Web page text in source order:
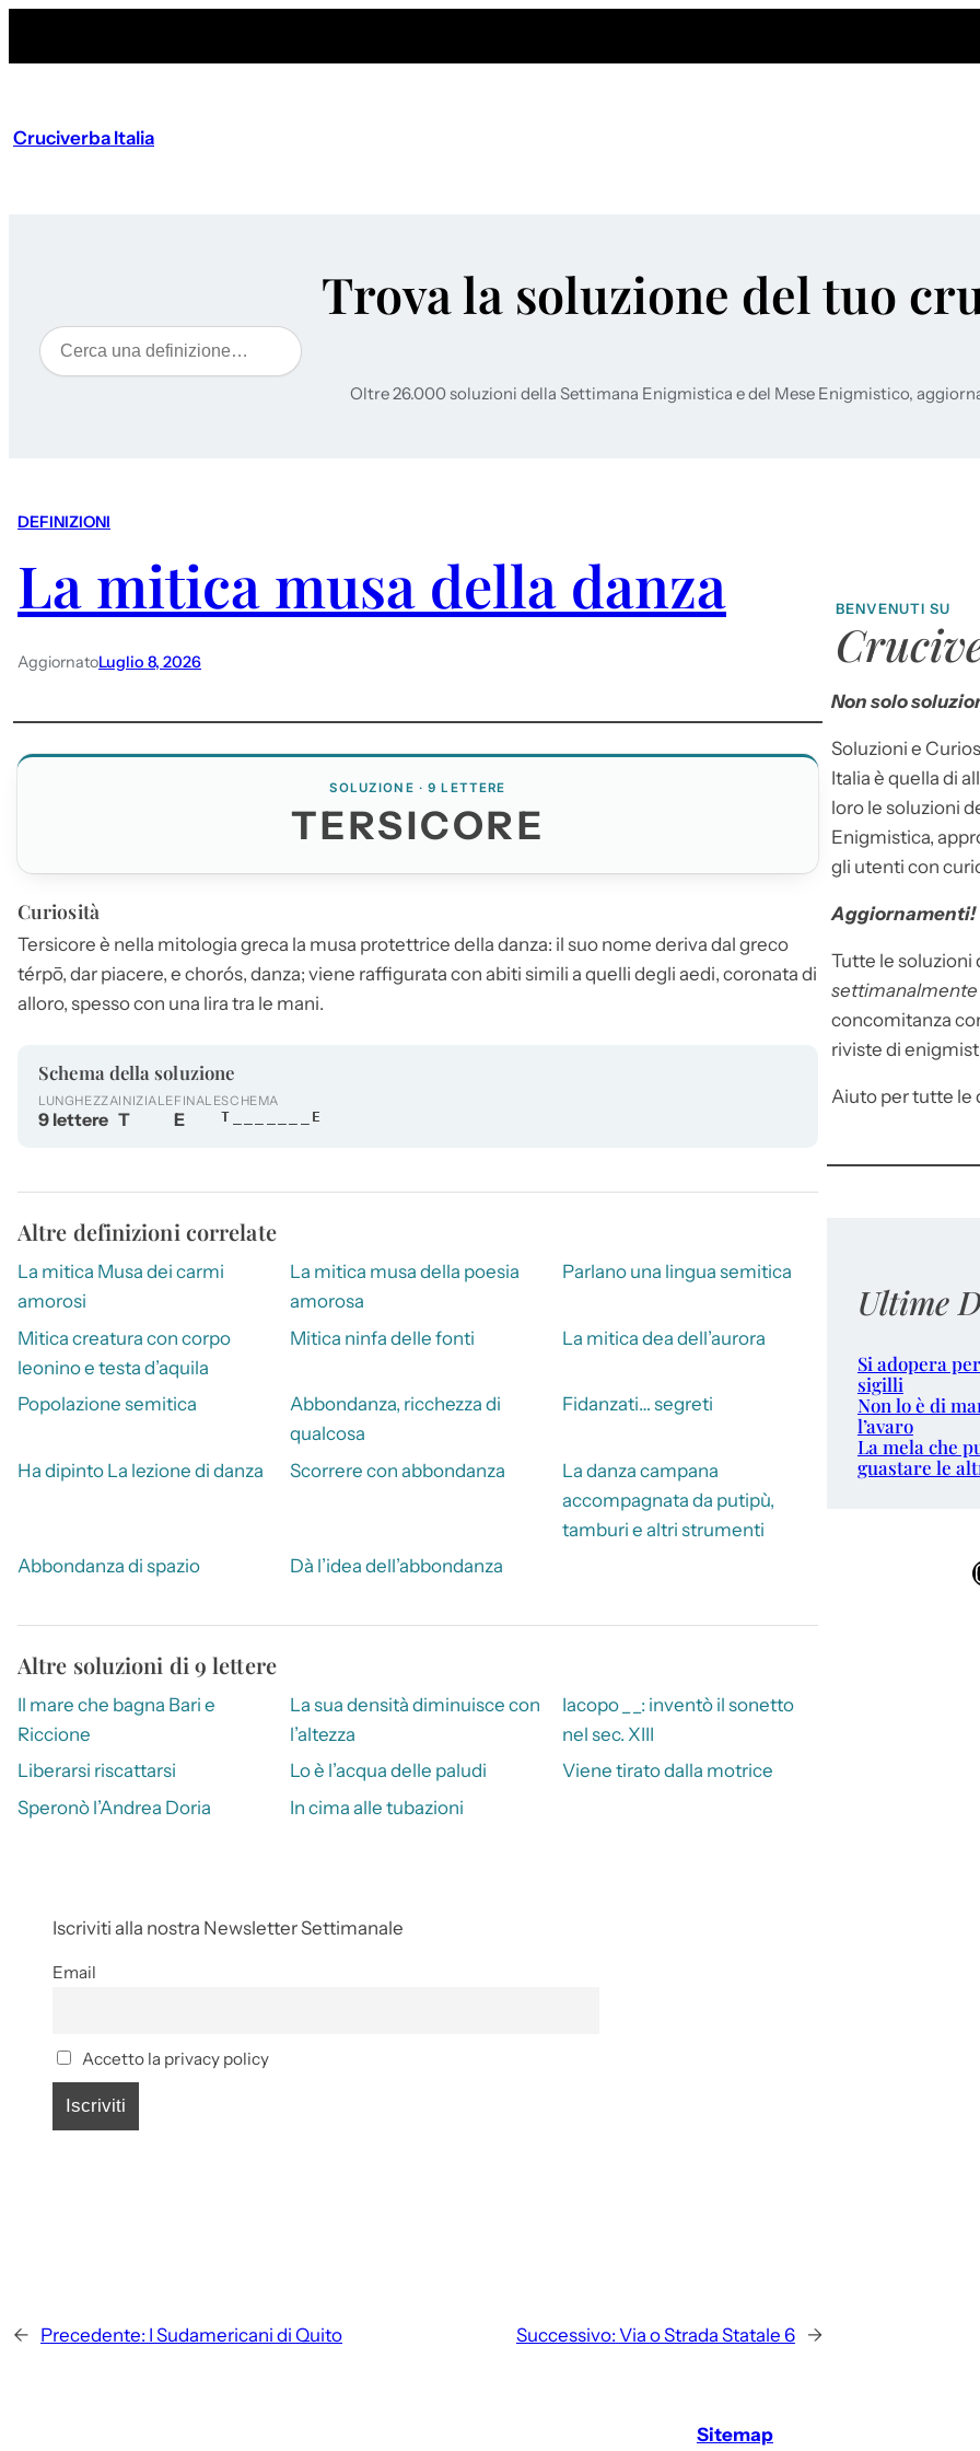
Cruciverba Italia
Trova la soluzione del tuo
Cerca
Oltre 26.000 soluzioni della Settimana Enigmistica e del Mese Enigmistico,
DEFINIZIONI
La mitica musa della danza
AggiornatoLuglio 8, 2026
SOLUZIONE · 9 LETTERE
TERSICORE
Curiosità
Tersicore è nella mitologia greca la musa protettrice della danza: il suo nome deriva dal greco
térpō, dar piacere, e chorós, danza; viene raffigurata con abiti simili a quelli degli aedi, coronata di
alloro, spesso con una lira tra le mani.
Schema della soluzione
LUNGHEZZA
9 lettere
INIZIALE
T
FINALE
E
SCHEMA
T_______E
Altre definizioni correlate
La mitica Musa dei carmi
amorosi
La mitica musa della poesia
amorosa
Parlano una lingua semitica
Mitica creatura con corpo
leonino e testa d’aquila
Mitica ninfa delle fonti La mitica dea dell’aurora
Popolazione semitica
Abbondanza, ricchezza di
qualcosa
Fidanzati… segreti
Ha dipinto La lezione di danza Scorrere con abbondanza
La danza campana
accompagnata da putipù,
tamburi e altri strumenti
Abbondanza di spazio
Dà l’idea dell’abbondanza
Altre soluzioni di 9 lettere
Il mare che bagna Bari e
Riccione
La sua densità diminuisce con
l’altezza
Iacopo _ _: inventò il sonetto
nel sec. XIII
Liberarsi riscattarsi
Lo è l’acqua delle paludi
Viene tirato dalla motrice
Speronò l’Andrea Doria
In cima alle tubazioni
Iscriviti alla nostra Newsletter Settimanale
Email
Accetto la privacy policy
← Precedente: I Sudamericani di Quito Successivo: Via o Strada Statale 6 →
BENVENUTI SU
Non solo
Soluzioni e
Italia è quella di
loro le soluzioni
Enigmistica,
gli utenti con
Aggiornamenti!
Tutte le soluzioni
settimanalmente
concomitanza
riviste di
Aiuto per tutte le
Ultime
Si adopera
sigilli
Non lo è di
l’avaro
La mela che
guastare le
Sitemap